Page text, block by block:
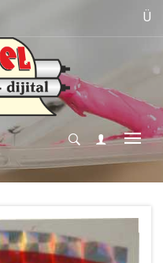
ÜÇ-EL